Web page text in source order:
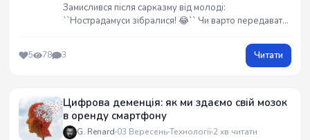
Замислився після сарказму від молоді:
``Нострадамуси зібралися! 😂`` Чи варто передавати
Особисті роздуми про естафету поколінь без
адресата.
5 78 3 Читати
Цифрова деменція: як ми здаємо свій мозок
в оренду смартфону
G. Renard 03 ВересеньТехнології 2 хв читати